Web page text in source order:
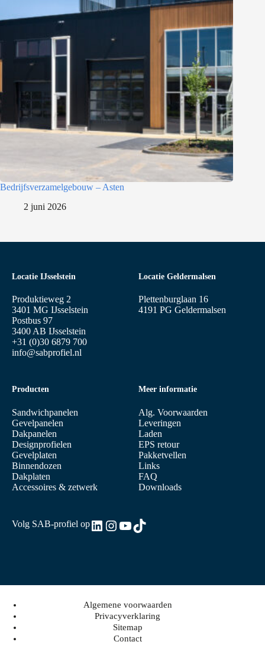
Bedrijfsverzamelgebouw – Asten
2 juni 2026
Locatie IJsselstein
Produktieweg 2
3401 MG IJsselstein
Postbus 97
3400 AB IJsselstein
+31 (0)30 6879 700
info@sabprofiel.nl
Producten
Sandwichpanelen
Gevelpanelen
Dakpanelen
Designprofielen
Gevelplaten
Binnendozen
Dakplaten
Accessoires & zetwerk
Meer informatie
Alg. Voorwaarden
Leveringen
Laden
EPS retour
Pakketvellen
Links
FAQ
Downloads
Locatie Geldermalsen
Plettenburglaan 16
4191 PG Geldermalsen
Volg SAB-profiel opLinkedIn
Instagram
YouTube
TikTok
Algemene voorwaarden
Privacyverklaring
Sitemap
Contact